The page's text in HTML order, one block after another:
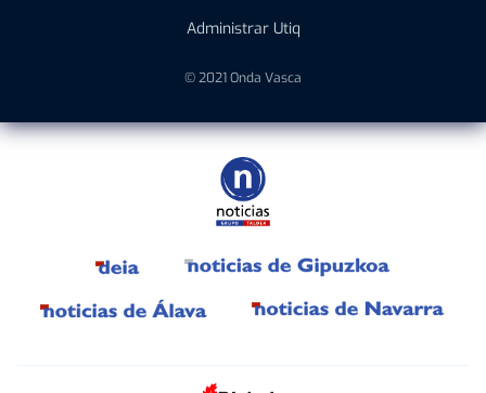
Administrar Utiq
© 2021 Onda Vasca